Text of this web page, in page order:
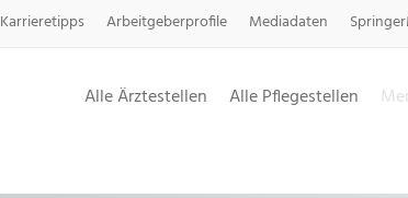
Karrieretipps Arbeitgeberprofile Mediadaten
Alle Ärztestellen Alle Pflegestellen